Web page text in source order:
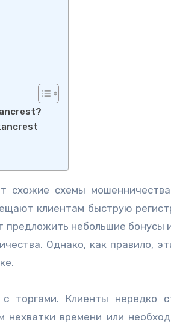
схожие схемы
клиентам быструю
предложить небольшие бонусы
Однако, как правило,
торгами. Клиенты нередко
времени или